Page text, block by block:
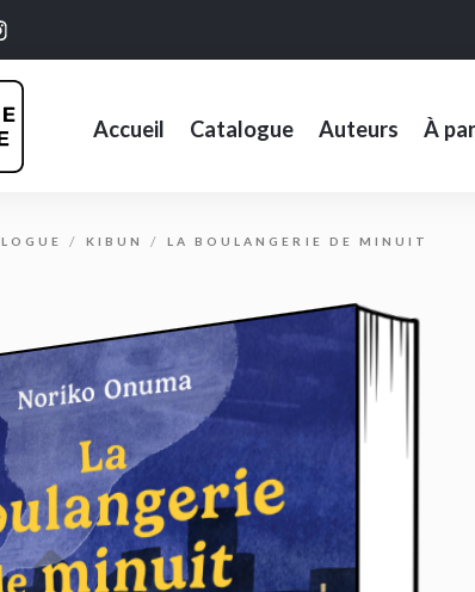
Accueil Catalogue Auteurs À
KIBUN LA BOULANGERIE DE MINUIT